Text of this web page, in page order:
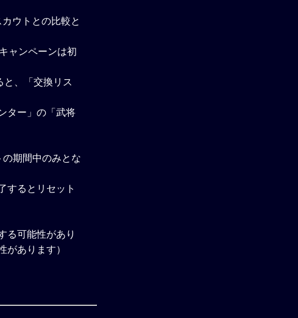
ウトとの比較と
ャンペーンは初
、「交換リス
ター」の「武将
期間中のみとな
するとリセット
る可能性があり
があります）